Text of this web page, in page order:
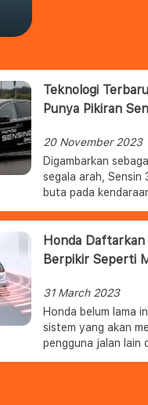
Teknologi
Punya Pikiran
20 November 2023
Digambarkan
segala arah, Sensin
buta pada
Honda
Berpikir Seperti
31 March 2023
Honda belum lama
sistem yang akan
pengguna jalan lain